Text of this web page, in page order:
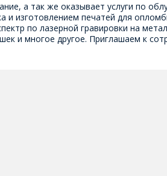
а так же оказывает услуги по
изготовлением печатей для
по лазерной гравировки на
и многое другое. Приглашаем к